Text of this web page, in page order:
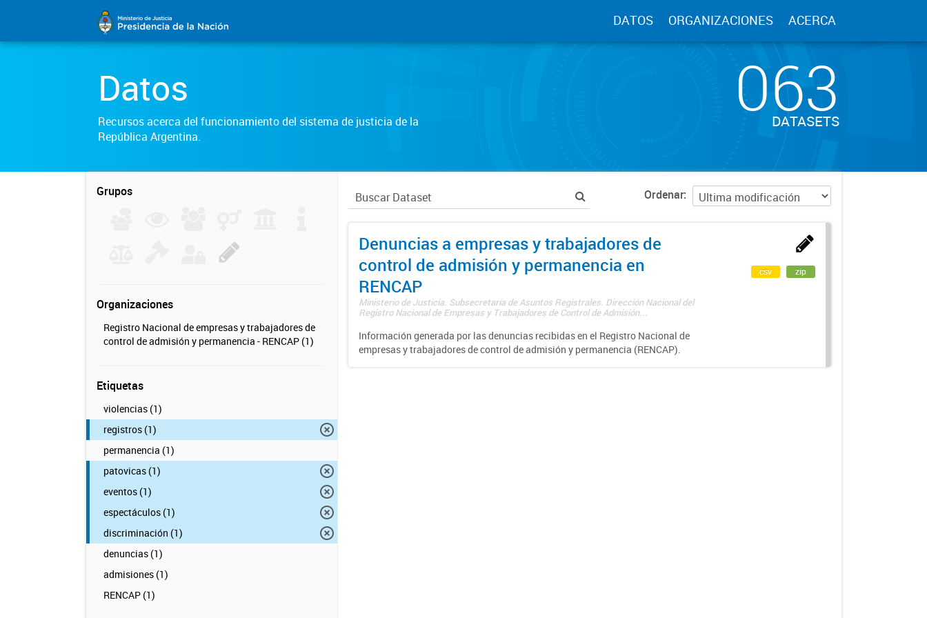
DATOS ORGANIZACIONES ACERCA
Datos
Recursos acerca del funcionamiento del sistema de justicia de la
República Argentina.
063
DATASETS
Grupos
Organizaciones
Registro Nacional de empresas y trabajadores de
control de admisión y permanencia - RENCAP (1)
Etiquetas
violencias (1)
registros (1)
permanencia (1)
patovicas (1)
eventos (1)
espectáculos (1)
discriminación (1)
denuncias (1)
admisiones (1)
RENCAP (1)
Ordenar
Denuncias a empresas y trabajadores de
control de admisión y permanencia en
RENCAP
Ministerio de Justicia. Subsecretaría de Asuntos Registrales. Dirección Nacional del
Registro Nacional de Empresas y Trabajadores de Control de Admisión...
Información generada por las denuncias recibidas en el Registro Nacional de
empresas y trabajadores de control de admisión y permanencia (RENCAP).
csv zip